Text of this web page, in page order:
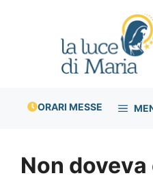
ORARI MESSE
Non